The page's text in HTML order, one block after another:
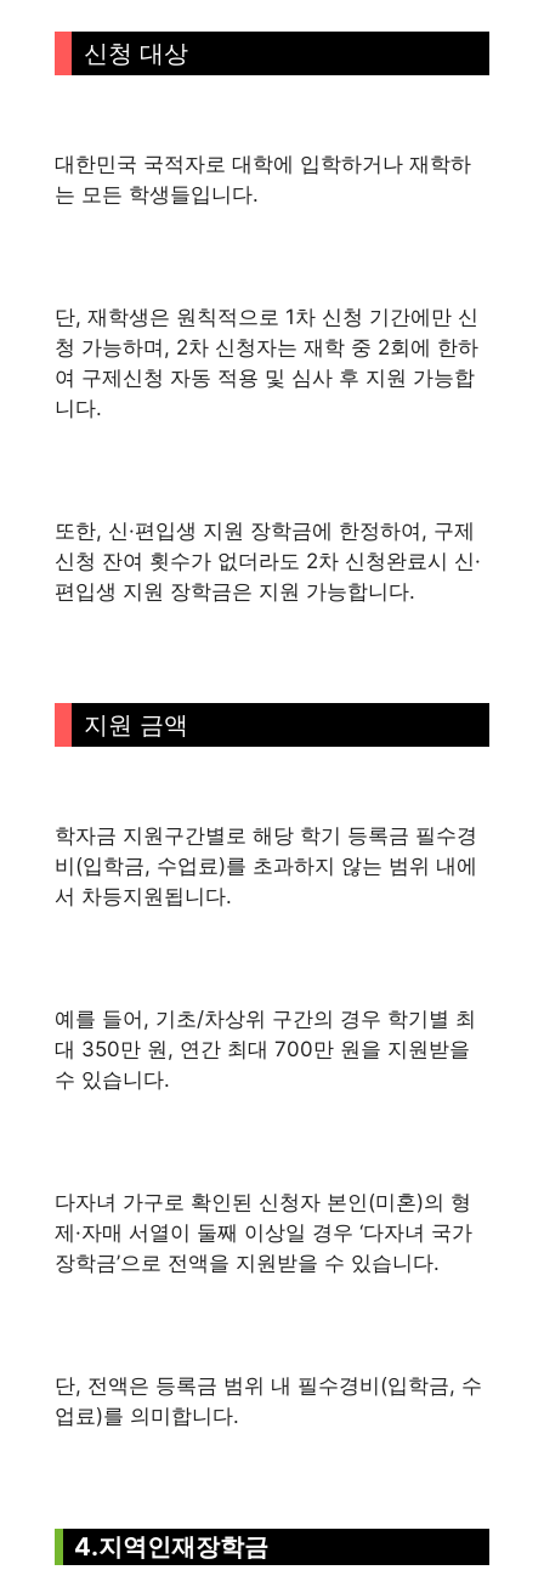
신청 대상
대한민국 국적자로 대학에 입학하거나 재학하
는 모든 학생들입니다.
단, 재학생은 원칙적으로 1차 신청 기간에만 신
청 가능하며, 2차 신청자는 재학 중 2회에 한하
여 구제신청 자동 적용 및 심사 후 지원 가능합
니다.
또한, 신·편입생 지원 장학금에 한정하여, 구제
신청 잔여 횟수가 없더라도 2차 신청완료시 신·
편입생 지원 장학금은 지원 가능합니다.
지원 금액
학자금 지원구간별로 해당 학기 등록금 필수경
비(입학금, 수업료)를 초과하지 않는 범위 내에
서 차등지원됩니다.
예를 들어, 기초/차상위 구간의 경우 학기별 최
대 350만 원, 연간 최대 700만 원을 지원받을
수 있습니다.
다자녀 가구로 확인된 신청자 본인(미혼)의 형
제·자매 서열이 둘째 이상일 경우 ‘다자녀 국가
장학금’으로 전액을 지원받을 수 있습니다.
단, 전액은 등록금 범위 내 필수경비(입학금, 수
업료)를 의미합니다.
4.지역인재장학금